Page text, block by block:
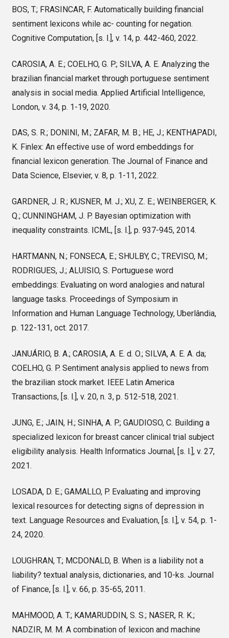
BOS, T.; FRASINCAR, F. Automatically building financial
sentiment lexicons while ac- counting for negation.
Cognitive Computation, [s. l.], v. 14, p. 442-460, 2022.
CAROSIA, A. E.; COELHO, G. P.; SILVA, A. E. Analyzing the
brazilian financial market through portuguese sentiment
analysis in social media. Applied Artificial Intelligence,
London, v. 34, p. 1-19, 2020.
DAS, S. R.; DONINI, M.; ZAFAR, M. B.; HE, J.; KENTHAPADI,
K. Finlex: An effective use of word embeddings for
financial lexicon generation. The Journal of Finance and
Data Science, Elsevier, v. 8, p. 1-11, 2022.
GARDNER, J. R.; KUSNER, M. J.; XU, Z. E.; WEINBERGER, K.
Q.; CUNNINGHAM, J. P. Bayesian optimization with
inequality constraints. ICML, [s. l.], p. 937-945, 2014.
HARTMANN, N.; FONSECA, E.; SHULBY, C.; TREVISO, M.;
RODRIGUES, J.; ALUISIO, S. Portuguese word
embeddings: Evaluating on word analogies and natural
language tasks. Proceedings of Symposium in
Information and Human Language Technology, Uberlândia,
p. 122-131, oct. 2017.
JANUÁRIO, B. A.; CAROSIA, A. E. d. O.; SILVA, A. E. A. da;
COELHO, G. P. Sentiment analysis applied to news from
the brazilian stock market. IEEE Latin America
Transactions, [s. l.], v. 20, n. 3, p. 512-518, 2021.
JUNG, E.; JAIN, H.; SINHA, A. P.; GAUDIOSO, C. Building a
specialized lexicon for breast cancer clinical trial subject
eligibility analysis. Health Informatics Journal, [s. l.], v. 27,
2021.
LOSADA, D. E.; GAMALLO, P. Evaluating and improving
lexical resources for detecting signs of depression in
text. Language Resources and Evaluation, [s. l.], v. 54, p. 1-
24, 2020.
LOUGHRAN, T.; MCDONALD, B. When is a liability not a
liability? textual analysis, dictionaries, and 10-ks. Journal
of Finance, [s. l.], v. 66, p. 35-65, 2011.
MAHMOOD, A. T.; KAMARUDDIN, S. S.; NASER, R. K.;
NADZIR, M. M. A combination of lexicon and machine